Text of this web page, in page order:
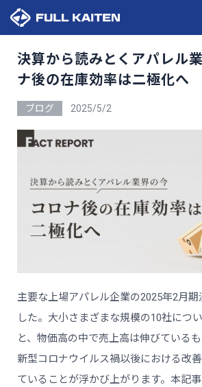
決算から読みとくアパレル
ナ後の在庫効率は二極化へ
ブログ 2025/5/2
主要な上場アパレル企業の2025年2月
した。大小さまざまな規模の10社につ
と、物価高の中で売上高は伸びている
新型コロナウイルス禍以後における改
ていることが浮かび上がります。本記